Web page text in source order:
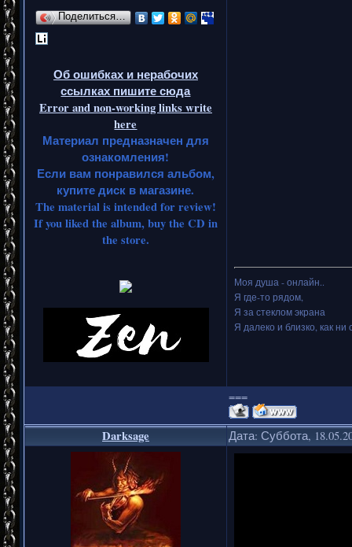
Поделиться…
Об ошибках и нерабочих
ссылках пишите сюда
Error and non-working links write
here
Материал предназначен для
ознакомления!
Если вам понравился альбом,
купите диск в магазине.
The material is intended for review!
If you liked the album, buy the CD in
the store.
Моя душа - онлайн..
Я где-то рядом,
Я за стеклом экрана
Я далеко и близко, как ни
===
Darksage Дата: Суббота,